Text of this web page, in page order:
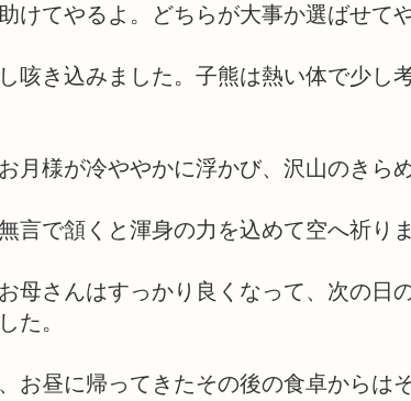
けてやるよ。どちらが大事か選ばせて
咳き込みました。子熊は熱い体で少し
月様が冷ややかに浮かび、沢山のきら
言で頷くと渾身の力を込めて空へ祈りま
母さんはすっかり良くなって、次の日
た。
お昼に帰ってきたその後の食卓からは